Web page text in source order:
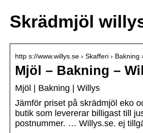
Skrädmjöl
http s://www.willys.se › Skafferi › Bakning
Mjöl – Bakning –
Mjöl | Bakning | Willys
Jämför priset på skrädmjöl eko
butik som levererar billigast till
postnummer. … Willys.se. ej